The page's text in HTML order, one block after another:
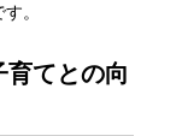
。
てとの向